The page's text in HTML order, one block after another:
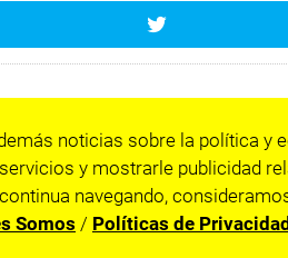
noticias sobre la política y
y mostrarle publicidad
navegando,
Somos / Políticas de